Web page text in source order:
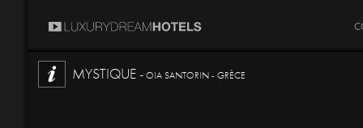
MYSTIQUE -OIA SANTORIN - GRÈCE